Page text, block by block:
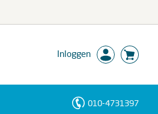
Inloggen
010-4731397